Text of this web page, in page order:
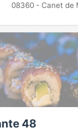
08360 - Canet de
48